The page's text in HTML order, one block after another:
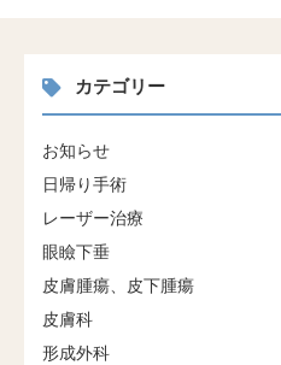
カテゴリー
お知らせ
日帰り手術
レーザー治療
眼瞼下垂
皮膚腫瘍、皮下腫瘍
皮膚科
形成外科